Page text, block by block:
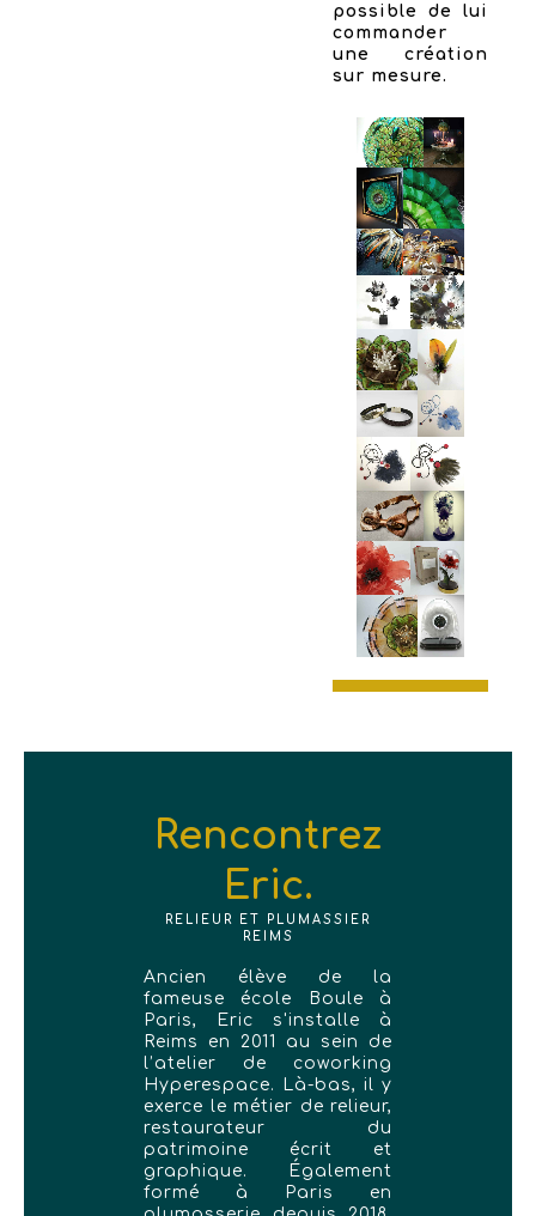
possible de lui
commander
une création
sur mesure.
Rencontrez
Eric.
RELIEUR ET PLUMASSIER
REIMS
Ancien élève de la
fameuse école Boule à
Paris, Eric s'installe à
Reims en 2011 au sein de
l’atelier de coworking
Hyperespace. Là-bas, il y
exerce le métier de relieur,
restaurateur du
patrimoine écrit et
graphique. Également
formé à Paris en